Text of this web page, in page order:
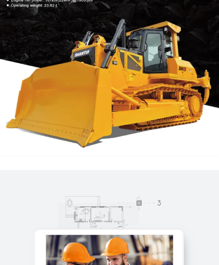
DOZER TOOLS
SHANTUI DH24
Find Out More